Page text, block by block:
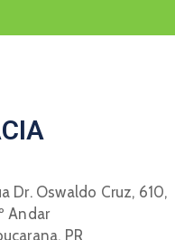
Dr. Oswaldo Cruz, 610,
Andar
PR